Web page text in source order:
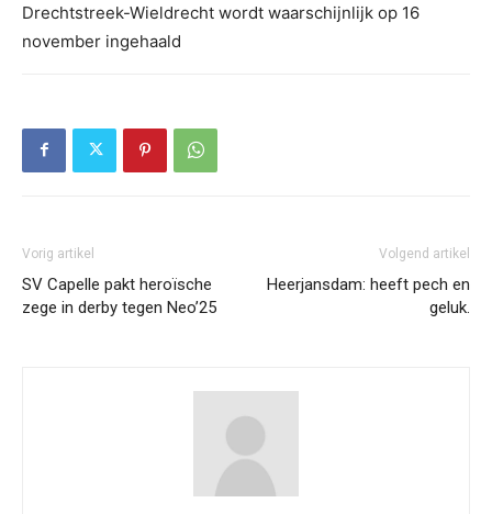
Drechtstreek-Wieldrecht wordt waarschijnlijk op 16
november ingehaald
Vorig artikel
SV Capelle pakt heroïsche
zege in derby tegen Neo’25
Volgend artikel
Heerjansdam: heeft pech en
geluk.